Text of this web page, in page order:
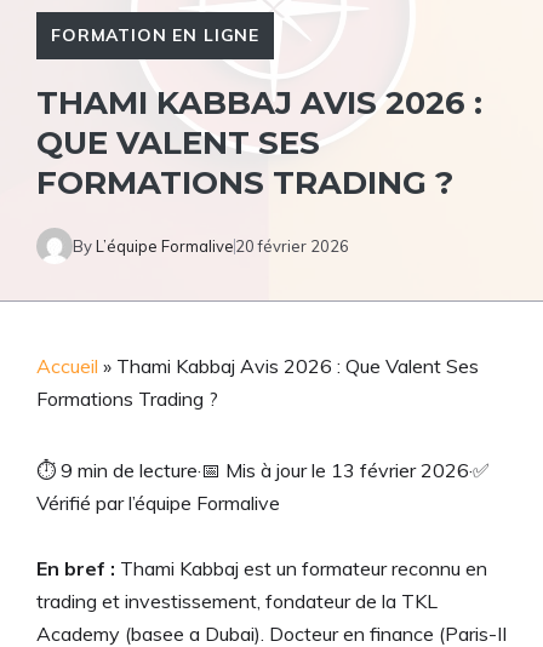
FORMATION EN LIGNE
THAMI KABBAJ AVIS 2026 :
QUE VALENT SES
FORMATIONS TRADING ?
ByL’équipe Formalive20 février 2026
Accueil » Thami Kabbaj Avis 2026 : Que Valent Ses
Formations Trading ?
⏱ 9 min de lecture·📅 Mis à jour le 13 février 2026·✅
Vérifié par l’équipe Formalive
En bref : Thami Kabbaj est un formateur reconnu en
trading et investissement, fondateur de la TKL
Academy (basee a Dubai). Docteur en finance (Paris-II